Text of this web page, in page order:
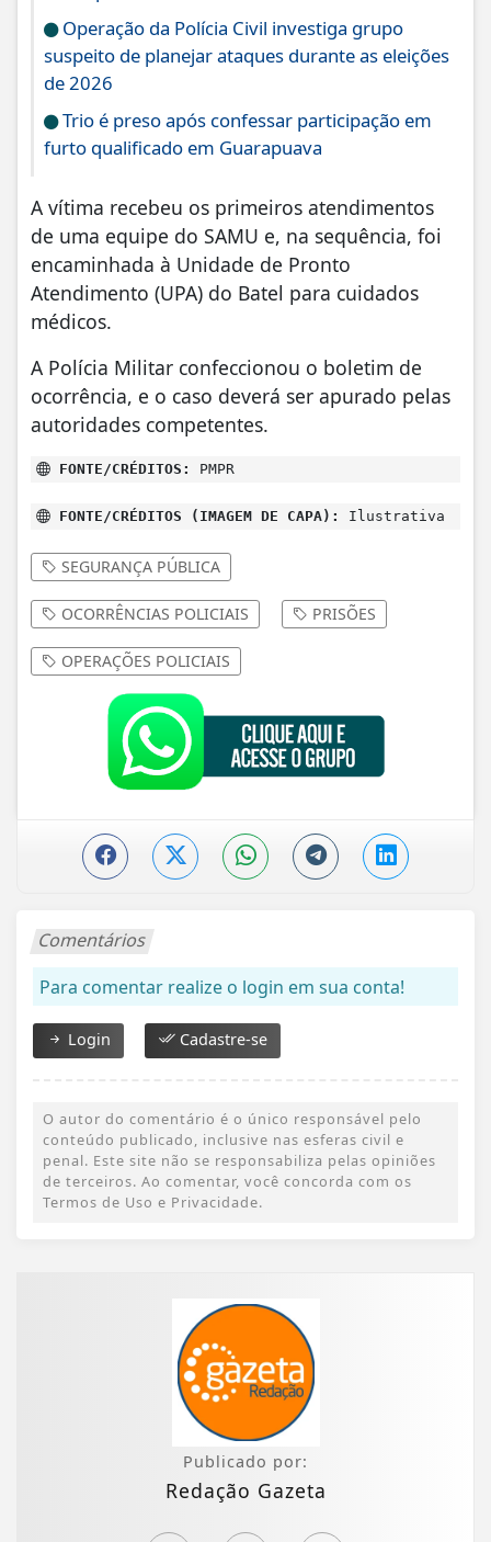
Operação da Polícia Civil investiga grupo
suspeito de planejar ataques durante as eleições
de 2026
Trio é preso após confessar participação em
furto qualificado em Guarapuava
A vítima recebeu os primeiros atendimentos
de uma equipe do SAMU e, na sequência, foi
encaminhada à Unidade de Pronto
Atendimento (UPA) do Batel para cuidados
médicos.
A Polícia Militar confeccionou o boletim de
ocorrência, e o caso deverá ser apurado pelas
autoridades competentes.
FONTE/CRÉDITOS: PMPR
FONTE/CRÉDITOS (IMAGEM DE CAPA): Ilustrativa
SEGURANÇA PÚBLICA
OCORRÊNCIAS POLICIAIS PRISÕES
OPERAÇÕES POLICIAIS
Comentários
Para comentar realize o login em sua conta!
Login Cadastre-se
O autor do comentário é o único responsável pelo
conteúdo publicado, inclusive nas esferas civil e
penal. Este site não se responsabiliza pelas opiniões
de terceiros. Ao comentar, você concorda com os
Termos de Uso e Privacidade.
Publicado por:
Redação Gazeta